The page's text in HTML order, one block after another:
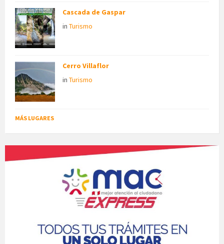
Cascada de Gaspar
in Turismo
Cerro Villaflor
in Turismo
MÁS LUGARES